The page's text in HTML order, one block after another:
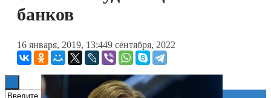
Книги
банков
16 января, 2019, 13:449 сентября, 2022